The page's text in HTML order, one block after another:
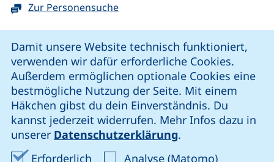
Damit unsere Website technisch funktioniert,
verwenden wir dafür erforderliche Cookies.
Außerdem ermöglichen optionale Cookies eine
bestmögliche Nutzung der Seite. Mit einem
Häkchen gibst du dein Einverständnis. Du
kannst jederzeit widerrufen. Mehr Infos dazu in
unserer Datenschutzerklärung.
Erforderlich Erforderliche Cookies akzeptieren
Analyse (Matomo)Analyse-
Zur Personensuche
unsere Facebook-Seite (externer Link, öffnet neues
unsere LinkedIn-Seite (externer Link, öffnet
unsere Instagram-Seite (externer Link,
unsere YouTube-Seite (externer
Cookie-Einstellungen
Impressum